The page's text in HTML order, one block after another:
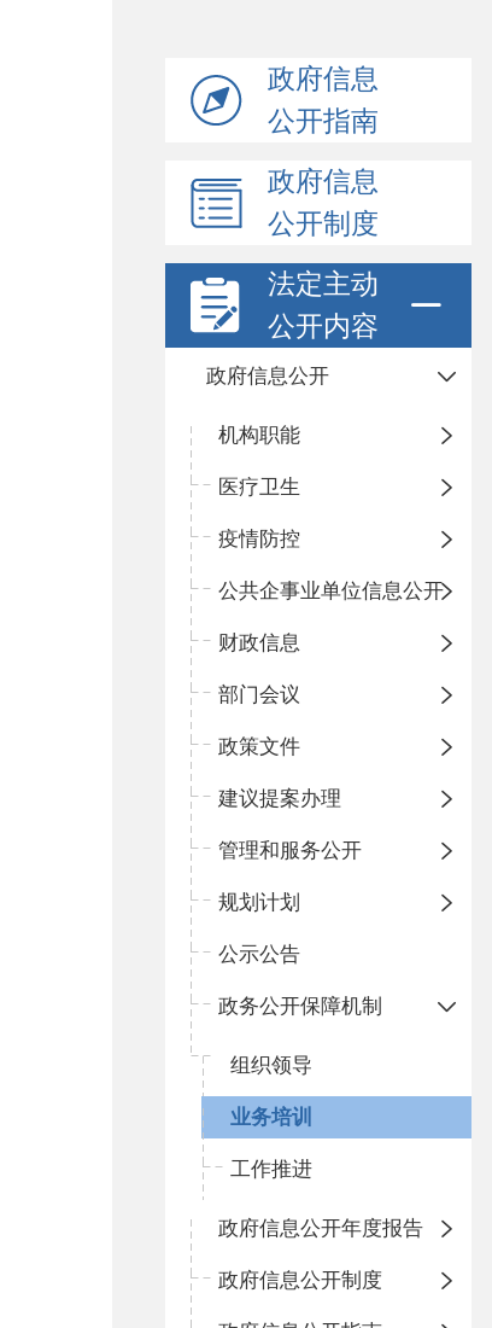
政府信息
公开指南
政府信息
公开制度
法定主动
公开内容
政府信息公开
机构职能
医疗卫生
疫情防控
公共企事业单位信息公开
财政信息
部门会议
政策文件
建议提案办理
管理和服务公开
规划计划
公示公告
政务公开保障机制
组织领导
业务培训
工作推进
政府信息公开年度报告
政府信息公开制度